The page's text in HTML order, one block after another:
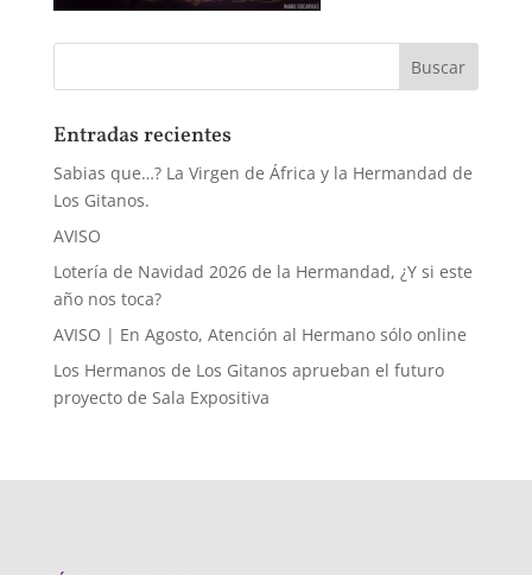
Entradas recientes
Sabias que…? La Virgen de África y la Hermandad de
Los Gitanos.
AVISO
Lotería de Navidad 2026 de la Hermandad, ¿Y si este
año nos toca?
AVISO | En Agosto, Atención al Hermano sólo online
Los Hermanos de Los Gitanos aprueban el futuro
proyecto de Sala Expositiva